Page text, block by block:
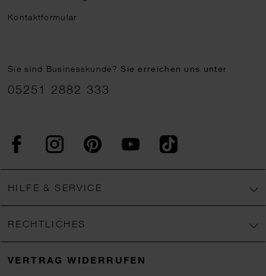
Kontaktformular
Sie sind Businesskunde?Sie erreichen uns unter
05251 2882 333
FacebookInstagram PinterestYouTubeTikTok
HILFE & SERVICE
RECHTLICHES
VERTRAG WIDERRUFEN